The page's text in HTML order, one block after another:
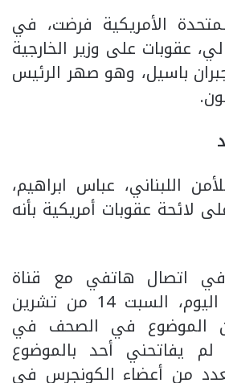
الأمريكية فرضت، في
عقوبات على وزير الخارجية
جبران باسيل، وهو صهر الرئيس
اللبناني، عباس ابراهيم،
لائحة عقوبات أمريكية بأنه
في اتصال هاتفي مع قناة
“الجديد” اللبنانية اليوم، السبت 14 من تشرين
عن الموضوع في الصحف في
يفاتحني أحد بالموضوع
من أعضاء الكونجرس في